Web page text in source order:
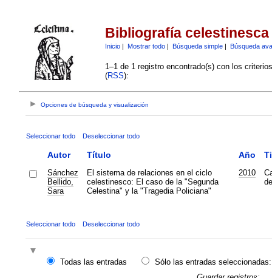
Bibliografía celestinesca
Inicio| Mostrar todo| Búsqueda simple| Búsqueda
1–1 de 1 registro encontrado(s) con los
(RSS):
Opciones de búsqueda y visualización
Seleccionar todo Deseleccionar todo
Autor Título Año
Sánchez
Bellido,
Sara
El sistema de relaciones en el ciclo
celestinesco: El caso de la "Segunda
Celestina" y la "Tragedia Policiana"
2010
Seleccionar todo Deseleccionar todo
Todas las entradas
Sólo las entradas seleccionadas: